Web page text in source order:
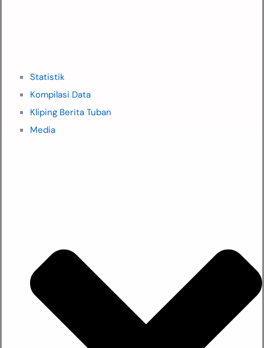
Statistik
Kompilasi Data
Kliping Berita Tuban
Media